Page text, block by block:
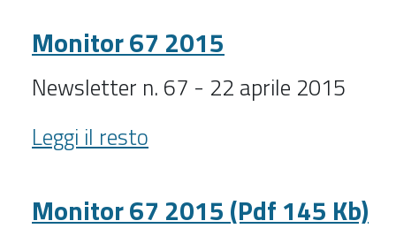
(Pdf
144
Kb)
Monitor 67 2015
Newsletter n. 67 - 22 aprile 2015
Monitor
67
-
Leggi il resto
Monitor 67 2015 (Pdf 145 Kb)